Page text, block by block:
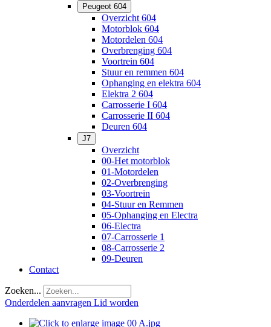
Peugeot 604
Overzicht 604
Motorblok 604
Motordelen 604
Overbrenging 604
Voortrein 604
Stuur en remmen 604
Ophanging en elektra 604
Elektra 2 604
Carrosserie I 604
Carrosserie II 604
Deuren 604
J7
Overzicht
00-Het motorblok
01-Motordelen
02-Overbrenging
03-Voortrein
04-Stuur en Remmen
05-Ophanging en Electra
06-Electra
07-Carrosserie 1
08-Carrosserie 2
09-Deuren
Contact
Zoeken...
Onderdelen aanvragen Lid worden